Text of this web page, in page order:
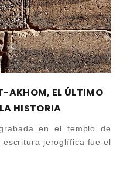
AKHOM, EL ÚLTIMO
HISTORIA
en el templo de
escritura jeroglífica fue el